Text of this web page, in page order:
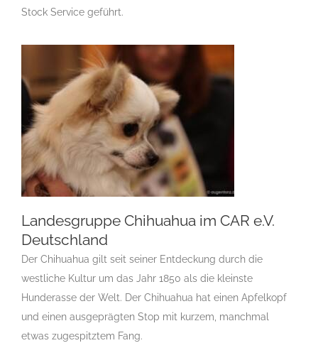
Stock Service geführt.
Landesgruppe Chihuahua im CAR
e.V. Deutschland
Gruppen Des CAR e.V. Landesgruppe
Chihuahua
Landesgruppe Chihuahua im CAR e.V.
Deutschland
Der Chihuahua gilt seit seiner Entdeckung durch die
westliche Kultur um das Jahr 1850 als die kleinste
Hunderasse der Welt. Der Chihuahua hat einen Apfelkopf
und einen ausgeprägten Stop mit kurzem, manchmal
etwas zugespitztem Fang.